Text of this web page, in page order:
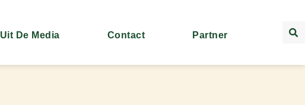
Uit De Media Contact Partner